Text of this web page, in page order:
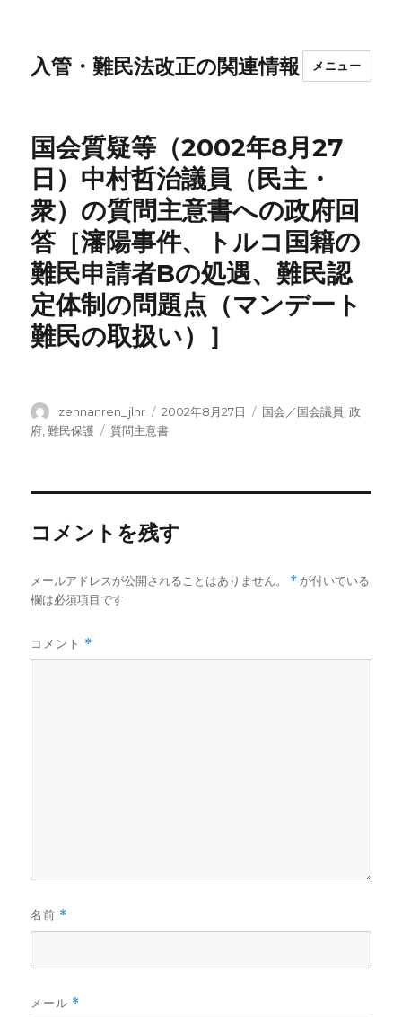
入管・難民法改正の関連情報 メニュー
国会質疑等（2002年8月27
日）中村哲治議員（民主・
衆）の質問主意書への政府回
答［瀋陽事件、トルコ国籍の
難民申請者Bの処遇、難民認
定体制の問題点（マンデート
難民の取扱い）］
投
稿
zennanren_jlnr
投
稿
2002年8月27日
カ
国会／国会議員 ,政
府 ,難民保護
タ
質問主意書
コメントを残す
メールアドレスが公開されることはありません。 * が付いている
欄は必須項目です
コメント *
名前 *
メール *